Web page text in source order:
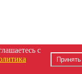
с
Принять